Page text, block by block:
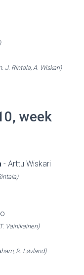
J. Rintala, A. Wiskari)
week
- Arttu Wiskari
Vainikainen)
R. Løvland)